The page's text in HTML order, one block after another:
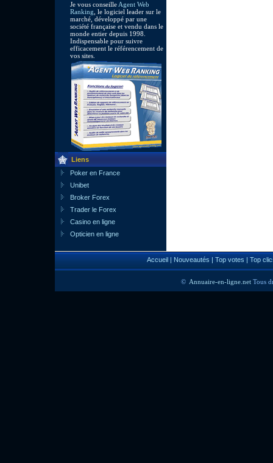
Je vous conseille Agent Web
Ranking , le logiciel leader sur le
marché, développé par une
société française et vendu dans le
monde entier depuis 1998.
Indispensable pour suivre
efficacement le référencement de
vos sites.
Liens
Poker en France
Unibet
Broker Forex
Trader le Forex
Casino en ligne
Opticien en ligne
Accueil| Nouveautés | Top votes | Top
© Annuaire-en-ligne.net Tous